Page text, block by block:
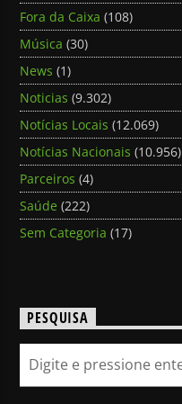
Fora da Caixa (108)
Música (30)
News (1)
Noticias (9.302)
Notícias Locais (12.069)
Notícias Nacionais (10.956)
Parceiros (4)
Saúde (222)
Sem Categoria (17)
PESQUISA